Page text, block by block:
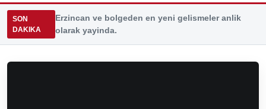
SON
DAKIKA
Erzincan ve bolgeden en yeni gelismeler anlik
olarak yayinda.